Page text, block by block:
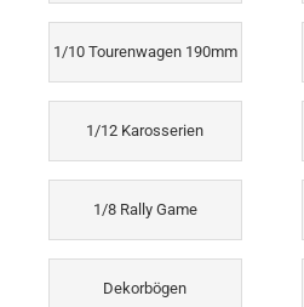
1/10 Tourenwagen 190mm
1/12 Karosserien
1/8 Rally Game
Dekorbögen